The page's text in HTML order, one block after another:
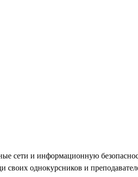
сети и информационную
своих однокурсников и